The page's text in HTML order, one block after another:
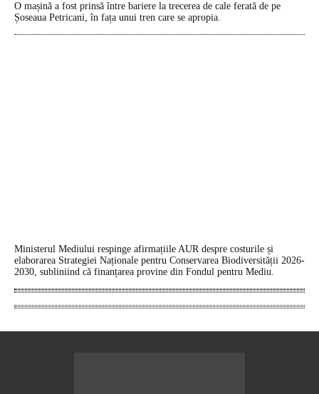
O mașină a fost prinsă între bariere la trecerea de cale ferată de pe
Șoseaua Petricani, în fața unui tren care se apropia.
Ministerul Mediului respinge afirmațiile AUR despre costurile și
elaborarea Strategiei Naționale pentru Conservarea Biodiversității 2026-
2030, subliniind că finanțarea provine din Fondul pentru Mediu.